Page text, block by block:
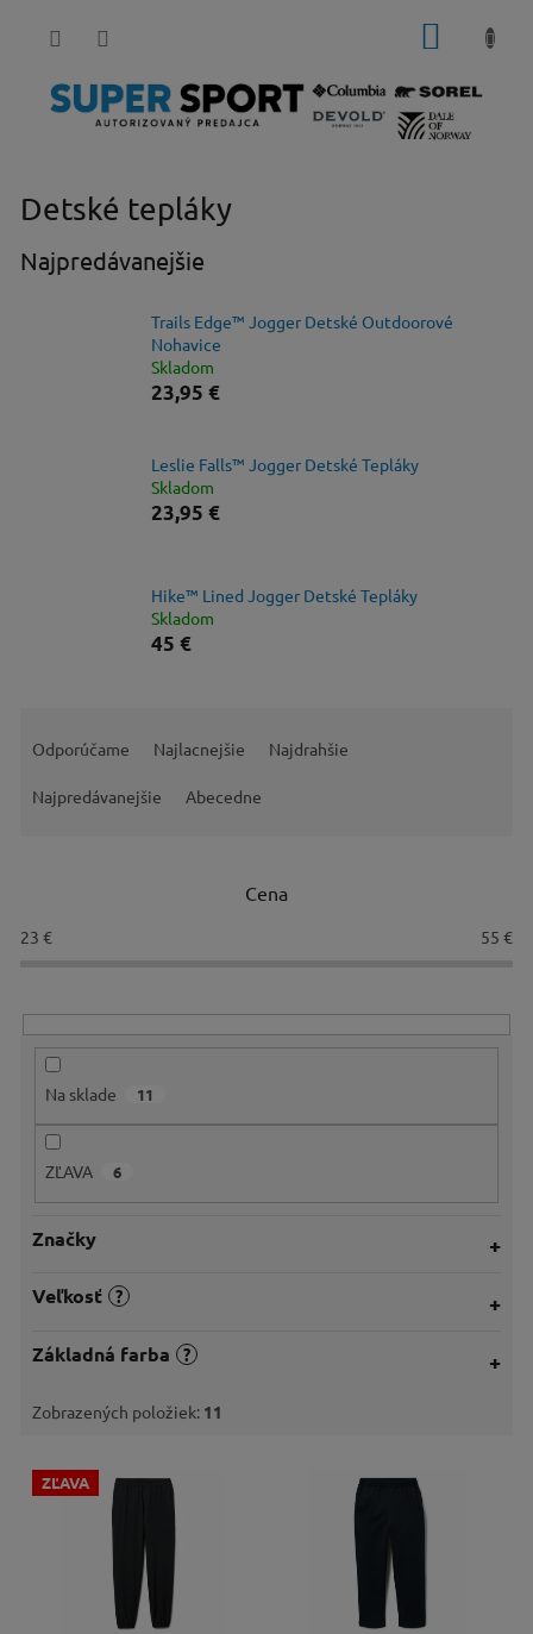
Detské tepláky
Najpredávanejšie
Trails Edge™ Jogger Detské Outdoorové
Nohavice
Skladom
23,95 €
Leslie Falls™ Jogger Detské Tepláky
Skladom
23,95 €
Hike™ Lined Jogger Detské Tepláky
Skladom
45 €
r
u
k
Odporúčame Najlacnejšie Najdrahšie
Najpredávanejšie Abecedne
Cena
23 € 55 €
Na sklade 11
ZĽAVA 6
Značky
Veľkosť ?
Základná farba ?
Zobrazených položiek: 11
V ZĽAVA